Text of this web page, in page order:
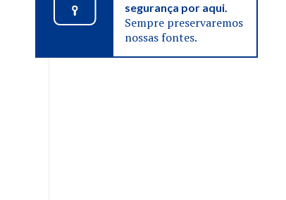
segurança por aqui.
Sempre preservaremos
nossas fontes.